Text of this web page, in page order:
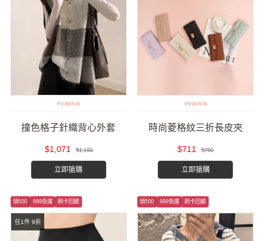
evaviva
撞色格子針織背心外套
$1,071 $1,190
立即搶購
evaviva
時尚菱格紋三折長皮夾
$711 $790
立即搶購
任1件 9折
領500 999免運 刷卡回饋 領500 999免運 刷卡回饋